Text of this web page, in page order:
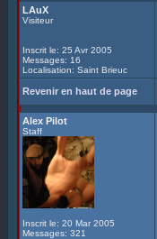
LAuX
Visiteur
Inscrit le: 25 Avr 2005
Messages: 16
Localisation: Saint Brieuc
Revenir en haut de page
Alex Pilot
Staff
Inscrit le: 20 Mar 2005
Messages: 321